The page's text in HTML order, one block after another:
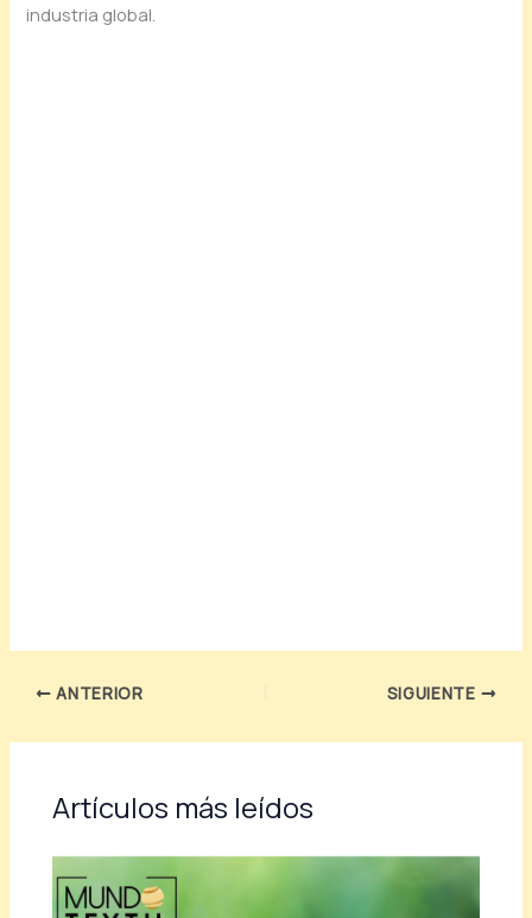
industria global.
ANTERIOR SIGUIENTE
Artículos más leídos